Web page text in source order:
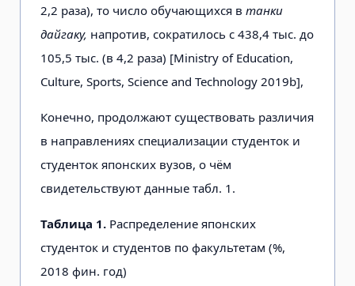
2,2 раза), то число обучающихся в танки
дайгаку, напротив, сократилось с 438,4 тыс. до
105,5 тыс. (в 4,2 раза) [Ministry of Education,
Culture, Sports, Science and Technology 2019b],
Конечно, продолжают существовать различия
в направлениях специализации студенток и
студенток японских вузов, о чём
свидетельствуют данные табл. 1.
Таблица 1. Распределение японских
студенток и студентов по факультетам (%,
2018 фин. год)